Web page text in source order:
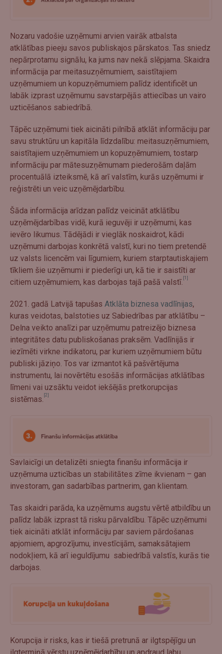
Nozaru vadošie uzņēmumi arvien vairāk atbalsta
atklātības pieeju savos publiskajos pārskatos. Tas sniedz
nepārprotamu signālu, ka jums nav nekā slēpjama. Skaidra
informācija par meitasuzņēmumiem, saistītajiem
uzņēmumiem un kopuzņēmumiem palīdz identificēt un
labāk izprast uzņēmumu savstarpējās attiecības un vairo
uzticēšanos sabiedrībā.
Tāpēc uzņēmumi tiek aicināti pilnībā atklāt informāciju par
savu struktūru un kapitāla līdzdalību: meitasuzņēmumiem,
saistītajiem uzņēmumiem un kopuzņēmumiem, tostarp
informāciju par mātesuzņēmumam piederošām daļām
procentuālā izteiksmē, kā arī valstīm, kurās uzņēmumi ir
reģistrēti un veic uzņēmējdarbību.
Šāda informācija arīdzan palīdz veicināt atklātību
uzņēmējdarbības vidē, kurā ieguvēji ir uzņēmumi, kas
ievēro likumus. Tādējādi ir vieglāk noskaidrot, kādi
uzņēmumi darbojas konkrētā valstī, kuri no tiem pretendē
uz valsts licencēm vai līgumiem, kuriem starptautiskajiem
tīkliem šie uzņēmumi ir piederīgi un, kā tie ir saistīti ar
citiem uzņēmumiem, kas darbojas tajā pašā valstī. [1]
2021. gadā Latvijā tapušas Atklāta biznesa vadlīnijas,
kuras veidotas, balstoties uz Sabiedrības par atklātību –
Delna veikto analīzi par uzņēmumu patreizējo biznesa
integritātes datu publiskošanas praksēm. Vadlīnijās ir
iezīmēti virkne indikatoru, par kuriem uzņēmumiem būtu
publiski jāziņo. Tos var izmantot kā pašvērtējuma
instrumentu, lai novērtētu esošās informācijas atklātības
līmeni vai uzsāktu veidot iekšējās pretkorupcijas
sistēmas. [2]
Savlaicīgi un detalizēti sniegta finanšu informācija ir
uzņēmuma uzticības un stabilitātes zīme ikvienam – gan
investoram, gan sadarbības partnerim, gan klientam.
Tas skaidri parāda, ka uzņēmums augstu vērtē atbildību un
palīdz labāk izprast tā risku pārvaldību. Tāpēc uzņēmumi
tiek aicināti atklāt informāciju par saviem pārdošanas
apjomiem, apgrozījumu, investīcijām, samaksātajiem
nodokļiem, kā arī ieguldījumu sabiedrībā valstīs, kurās tie
darbojas.
Korupcija ir risks, kas ir tiešā pretrunā ar ilgtspējīgu un